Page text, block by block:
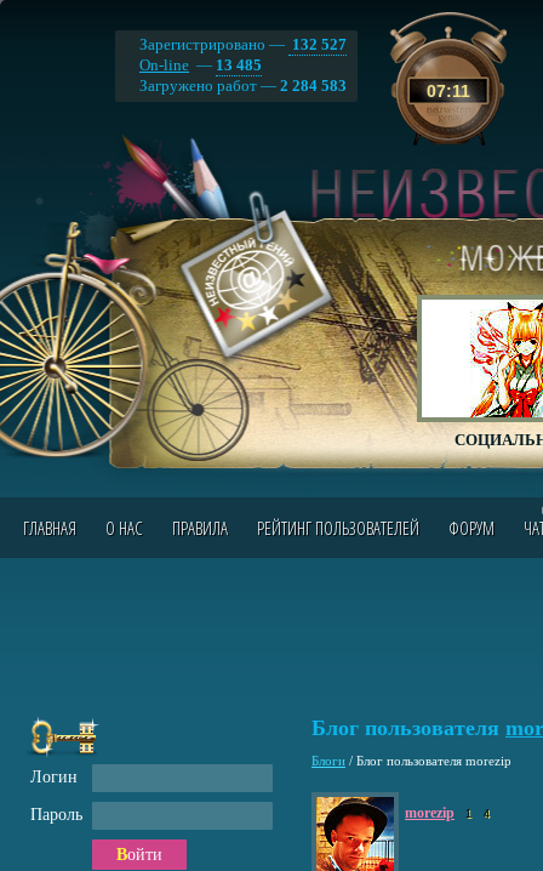
07:11
Зарегистрировано — 132 527
On-line — 13 485
Загружено работ — 2 284 583
ГЛАВНАЯ О НАС ПРАВИЛА РЕЙТИНГ ПОЛЬЗОВАТЕЛЕЙ ФОРУМ
Блог пользователя
Блоги / Блог пользователя morezip
morezip 1 4
Логин
Пароль
Войти